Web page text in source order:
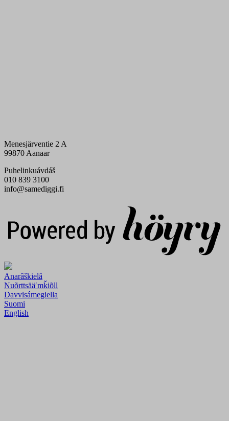
Menesjärventie 2 A
99870 Aanaar
Puhelinkuávdáš
010 839 3100
info@samediggi.fi
Anarâškielâ
Nuõrttsääʹmǩiõll
Davvisámegiella
Suomi
English